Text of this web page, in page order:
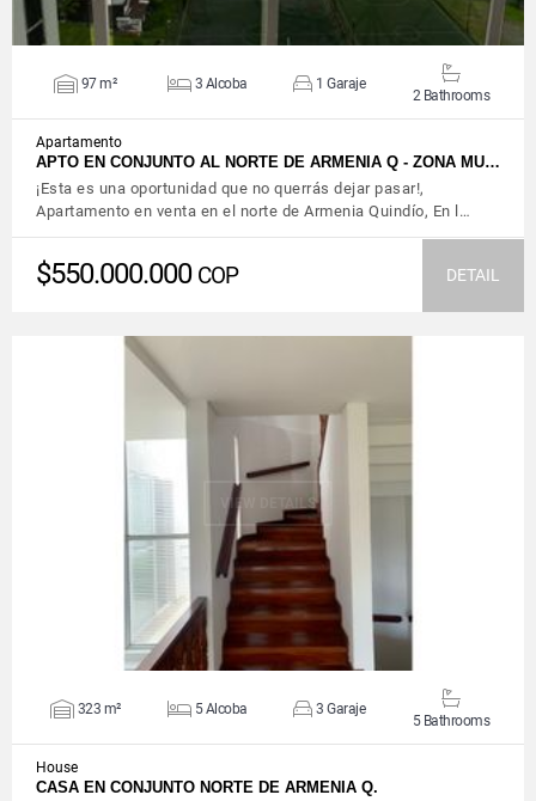
97 m² 3 Alcoba 1 Garaje
2 Bathrooms
Apartamento
APTO EN CONJUNTO AL NORTE DE ARMENIA Q - ZONA MU…
¡Esta es una oportunidad que no querrás dejar pasar!,
Apartamento en venta en el norte de Armenia Quindío, En l…
$550.000.000 COP DETAIL
VIEW DETAILS
323 m² 5 Alcoba 3 Garaje
5 Bathrooms
House
CASA EN CONJUNTO NORTE DE ARMENIA Q.